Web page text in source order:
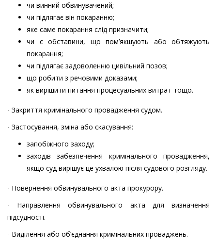
чи винний обвинувачений;
чи підлягає він покаранню;
яке саме покарання слід призначити;
чи є обставини, що пом’якшують або обтяжують
покарання;
чи підлягає задоволенню цивільний позов;
що робити з речовими доказами;
як вирішити питання процесуальних витрат тощо.
- Закриття кримінального провадження судом.
- Застосування, зміна або скасування:
запобіжного заходу;
заходів забезпечення кримінального провадження,
якщо суд вирішує це ухвалою після судового розгляду.
- Повернення обвинувального акта прокурору.
- Направлення обвинувального акта для визначення
підсудності.
- Виділення або об’єднання кримінальних проваджень.